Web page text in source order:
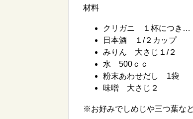
材料
クリガニ １杯につき…
日本酒 １/２カップ
みりん 大さじ１/２
水 500ｃｃ
粉末あわせだし 1袋
味噌 大さじ２
※お好みでしめじや三つ葉な